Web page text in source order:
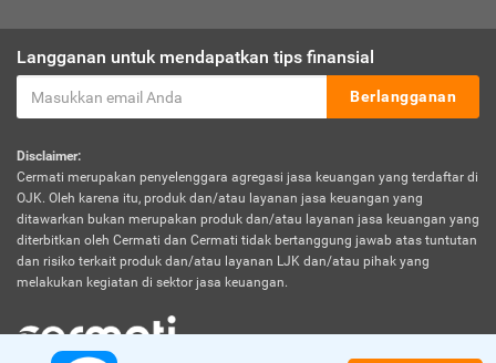
Langganan untuk mendapatkan tips finansial
Berlangganan
Disclaimer:
Cermati merupakan penyelenggara agregasi jasa keuangan yang terdaftar di
OJK. Oleh karena itu, produk dan/atau layanan jasa keuangan yang
ditawarkan bukan merupakan produk dan/atau layanan jasa keuangan yang
diterbitkan oleh Cermati dan Cermati tidak bertanggung jawab atas tuntutan
dan risiko terkait produk dan/atau layanan LJK dan/atau pihak yang
melakukan kegiatan di sektor jasa keuangan.